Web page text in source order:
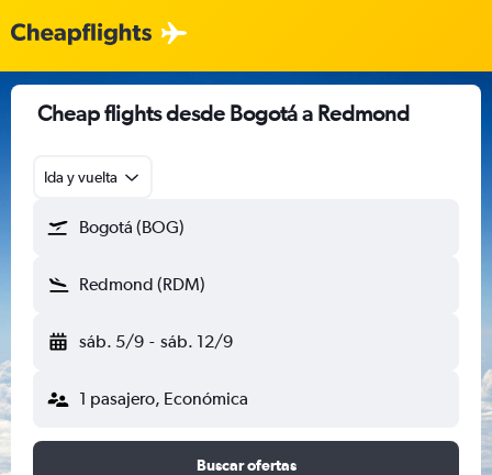
Cheap flights desde Bogotá a Redmond
Ida y vuelta
Bogotá (BOG)
Redmond (RDM)
sáb. 5/9 - sáb. 12/9
1 pasajero, Económica
Buscar ofertas